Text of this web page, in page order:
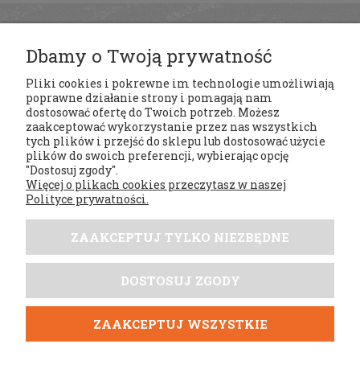
Regulaminy
Moje konto
Tabele rozmiarów
DobrySezon.pl
POKAŻ PEŁNĄ WERSJĘ STRONY
Dbamy o Twoją prywatność
Pliki cookies i pokrewne im technologie umożliwiają
poprawne działanie strony i pomagają nam
dostosować ofertę do Twoich potrzeb. Możesz
zaakceptować wykorzystanie przez nas wszystkich
tych plików i przejść do sklepu lub dostosować użycie
plików do swoich preferencji, wybierając opcję
"Dostosuj zgody".
Więcej o plikach cookies przeczytasz w naszej
Polityce prywatności.
ZAAKCEPTUJ TYLKO NIEZBĘDNE
DOSTOSUJ ZGODY
ZAAKCEPTUJ WSZYSTKIE